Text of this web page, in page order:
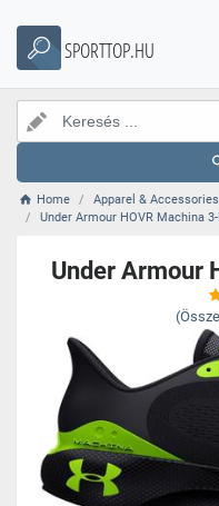
SPORTTOP.HU
Home Apparel & Accessories
Under Armour HOVR Machina
Under Armour